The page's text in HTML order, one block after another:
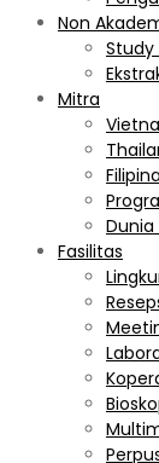
Non
Study
Mitra
Filipina
Dunia
Fasilitas